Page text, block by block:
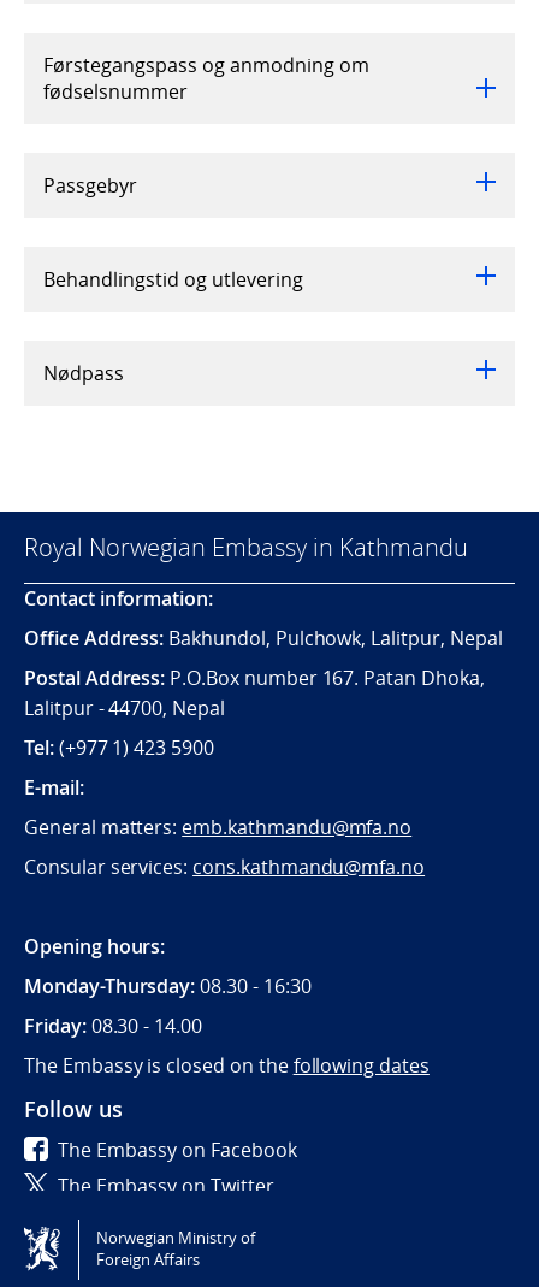
Førstegangspass og anmodning om
fødselsnummer
Passgebyr
Behandlingstid og utlevering
Nødpass
Royal Norwegian Embassy in Kathmandu
Contact information:
Office Address: Bakhundol, Pulchowk, Lalitpur, Nepal
Postal Address: P.O.Box number 167. Patan Dhoka,
Lalitpur - 44700, Nepal
Tel:(+977 1) 423 5900
E-mail:
General matters: emb.kathmandu@mfa.no
Consular services: cons.kathmandu@mfa.no
Opening hours:
Monday-Thursday:08.30 - 16:30
Friday:08.30 - 14.00
The Embassy is closed on thefollowing dates
Follow us
The Embassy on Facebook
The Embassy on Twitter
Tilgjengelighetserklæring / Accessibility statement
(NO)
Norwegian Ministry of
Foreign Affairs